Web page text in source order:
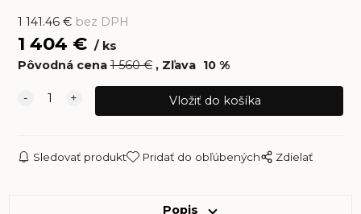
1 141.46€ bez DPH
1 404 €
ks
Pôvodná cena 1 560€ Zľava 10%
Sledovať produkt Pridať do obľúbených Zdielať
Popis